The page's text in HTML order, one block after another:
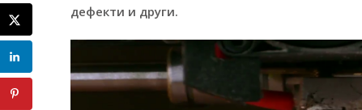
дефекти и други.